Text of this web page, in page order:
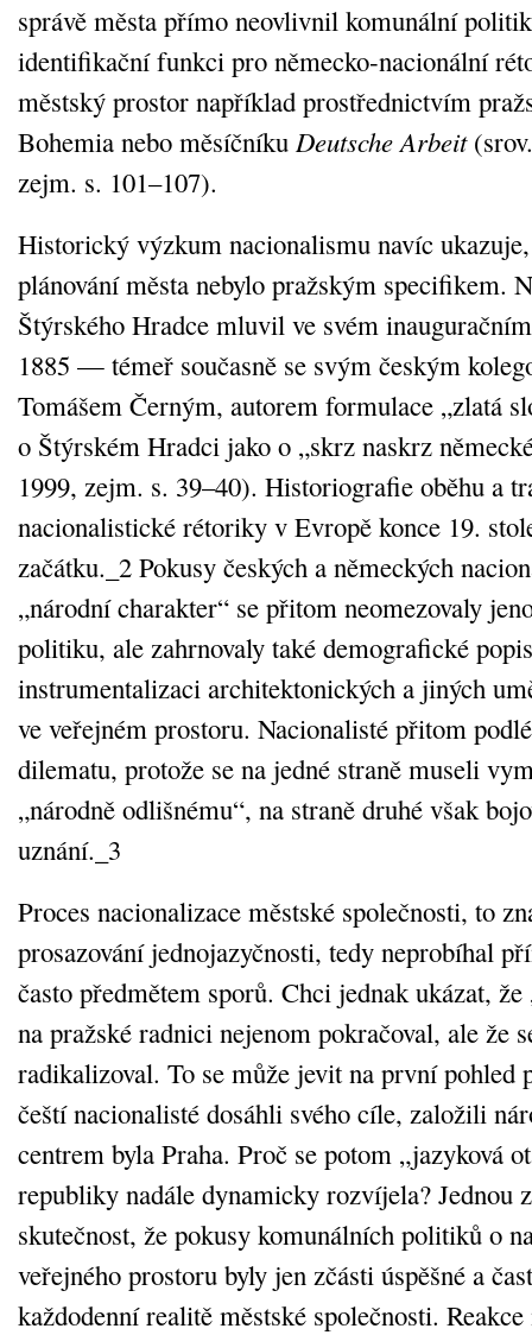
správě města přímo neovlivnil komunální
identifikační funkci pro německo‑nacionální
městský prostor například prostřednictvím
Bohemia nebo měsíčníku Deutsche Arbeit
zejm. s. 101–107).
Historický výzkum nacionalismu navíc
plánování města nebylo pražským specifikem.
Štýrského Hradce mluvil ve svém
1885 — témeř současně se svým českým
Tomášem Černým, autorem formulace „zlatá
o Štýrském Hradci jako o „skrz naskrz
1999, zejm. s. 39–40). Historiografie oběhu a
nacionalistické rétoriky v Evropě konce 19.
začátku._2 Pokusy českých a německých
„národní charakter“ se přitom neomezovaly
politiku, ale zahrnovaly také demografické
instrumentalizaci architektonických a jiných
ve veřejném prostoru. Nacionalisté přitom
dilematu, protože se na jedné straně museli
„národně odlišnému“, na straně druhé však
uznání._3
Proces nacionalizace městské společnosti, to
prosazování jednojazyčnosti, tedy neprobíhal
často předmětem sporů. Chci jednak ukázat,
na pražské radnici nejenom pokračoval, ale že
radikalizoval. To se může jevit na první pohled
čeští nacionalisté dosáhli svého cíle, založili
centrem byla Praha. Proč se potom „jazyková
republiky nadále dynamicky rozvíjela? Jednou
skutečnost, že pokusy komunálních politiků o
veřejného prostoru byly jen zčásti úspěšné a
každodenní realitě městské společnosti.